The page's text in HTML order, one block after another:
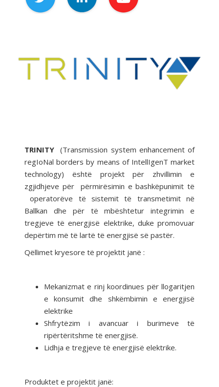
TRINITY (Transmission system enhancement of
regIoNal borders by means of IntellIgenT market
technology) është projekt për zhvillimin e
zgjidhjeve për përmirësimin e bashkëpunimit të
operatorëve të sistemit të transmetimit në
Ballkan dhe për të mbështetur integrimin e
tregjeve të energjisë elektrike, duke promovuar
depërtim më të lartë të energjisë së pastër.
Qëllimet kryesore të projektit janë :
Mekanizmat e rinj koordinues për llogaritjen
e konsumit dhe shkëmbimin e energjisë
elektrike
Shfrytëzim i avancuar i burimeve të
ripërtëritshme të energjisë.
Lidhja e tregjeve të energjisë elektrike.
Produktet e projektit janë: